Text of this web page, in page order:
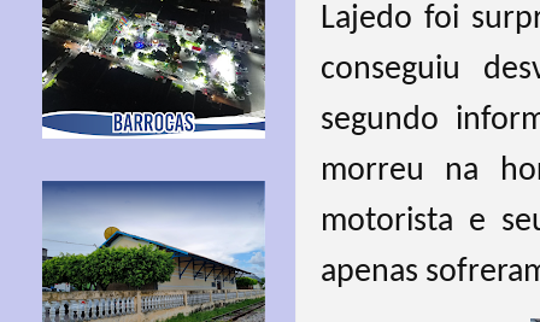
Lajedo foi
conseguiu
segundo
morreu na
motorista e
apenas